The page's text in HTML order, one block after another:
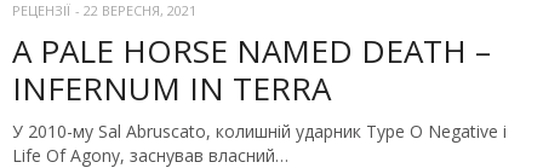
РЕЦЕНЗІЇ - 22 ВЕРЕСНЯ, 2021
A PALE HORSE NAMED DEATH –
INFERNUM IN TERRA
У 2010-му Sal Abruscato, колишній ударник Type O Negative і
Life Of Agony, заснував власний…